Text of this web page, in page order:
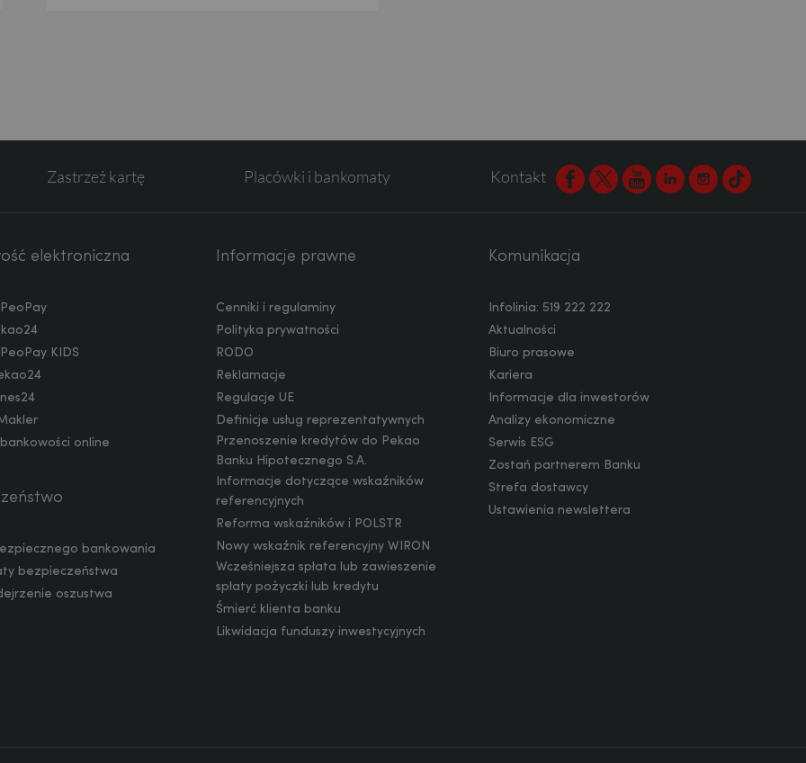
Zastrzeż kartę Placówki i bankomaty Kontakt Facebook
TwitterYoutubeLinkedinInstagram
TikTok
elektroniczna
KIDS
online
bankowania
bezpieczeństwa
oszustwa
Informacje prawne
Cenniki i regulaminy
Polityka prywatności
RODO
Reklamacje
Regulacje UE
Definicje usług reprezentatywnych
Przenoszenie kredytów do Pekao
Banku Hipotecznego S.A.
Informacje dotyczące wskaźników
referencyjnych
Reforma wskaźników i POLSTR
Nowy wskaźnik referencyjny WIRON
Wcześniejsza spłata lub zawieszenie
spłaty pożyczki lub kredytu
Śmierć klienta banku
Likwidacja funduszy inwestycyjnych
Komunikacja
Infolinia: 519 222 222
Aktualności
Biuro prasowe
Kariera
Informacje dla inwestorów
Analizy ekonomiczne
Serwis ESG
Zostań partnerem Banku
Strefa dostawcy
Ustawienia newslettera